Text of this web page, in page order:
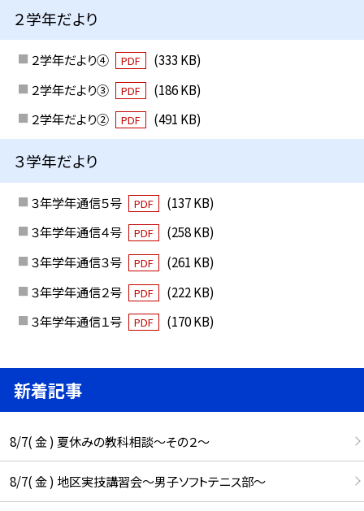
２学年だより
２学年だより④ PDF
(333 KB)
２学年だより③
PDF
(186 KB)
２学年だより②
PDF (491 KB)
３学年だより
３年学年通信５号 PDF
(137 KB)
３年学年通信４号
PDF
(258 KB)
３年学年通信３号
PDF
(261 KB)
３年学年通信２号
PDF
(222 KB)
３年学年通信１号
PDF (170 KB)
新着記事
8/7( 金 ) 夏休みの教科相談～その２～
8/7( 金 ) 地区実技講習会～男子ソフトテニス部～